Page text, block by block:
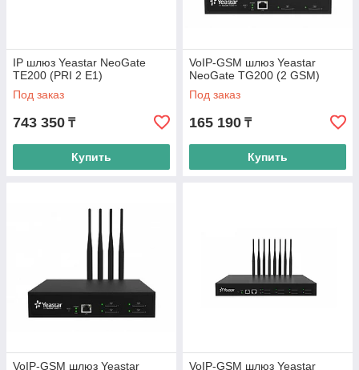
IP шлюз Yeastar NeoGate
TE200 (PRI 2 E1)
Под заказ
743 350 ₸
Купить
VoIP-GSM шлюз Yeastar
NeoGate TG200 (2 GSM)
Под заказ
165 190 ₸
Купить
VoIP-GSM шлюз Yeastar
VoIP-GSM шлюз Yeastar